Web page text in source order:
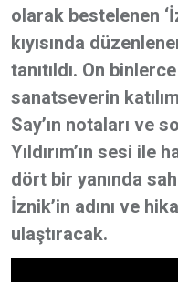
olarak bestelenen
kıyısında
tanıtıldı. On
sanatseverin
Say’ın notaları ve
Yıldırım’ın sesi ile
dört bir yanında
İznik’in adını ve
ulaştıracak.